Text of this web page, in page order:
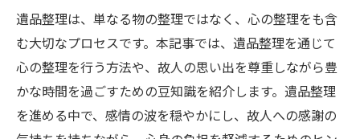
遺品整理は、単なる物の整理ではなく、心の整理をも含
む大切なプロセスです。本記事では、遺品整理を通じて
心の整理を行う方法や、故人の思い出を尊重しながら豊
かな時間を過ごすための豆知識を紹介します。遺品整理
を進める中で、感情の波を穏やかにし、故人への感謝の